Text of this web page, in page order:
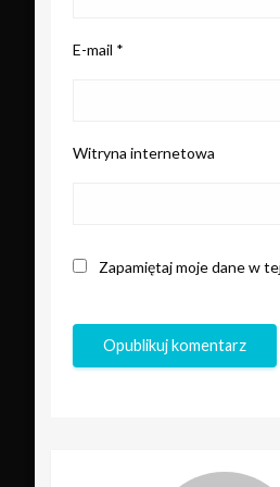
E-mail *
Witryna internetowa
Zapamiętaj moje dane w